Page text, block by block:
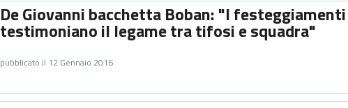
De Giovanni bacchetta Boban: "I festeggiamenti
testimoniano il legame tra tifosi e squadra"
pubblicato il 12 Gennaio 2016